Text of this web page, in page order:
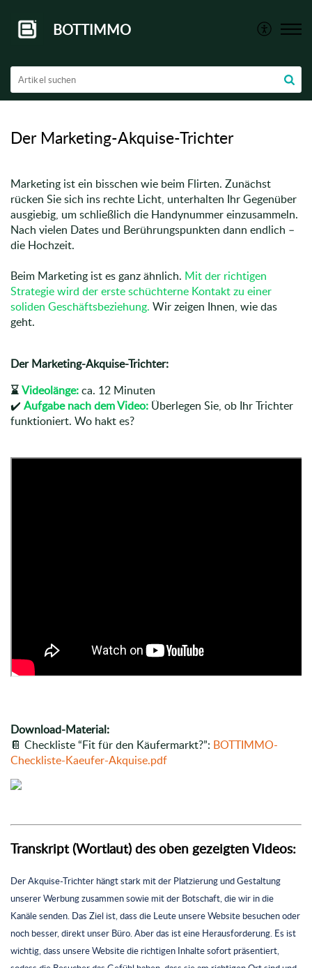
BOTTIMMO
Der Marketing-Akquise-Trichter
Marketing ist ein bisschen wie beim Flirten. Zunächst
rücken Sie sich ins rechte Licht, unterhalten Ihr Gegenüber
ausgiebig, um schließlich die Handynummer einzusammeln.
Nach vielen Dates und Berührungspunkten dann endlich –
die Hochzeit.
Beim Marketing ist es ganz ähnlich. Mit der richtigen
Strategie wird der erste schüchterne Kontakt zu einer
soliden Geschäftsbeziehung. Wir zeigen Ihnen, wie das
geht.
Der Marketing-Akquise-Trichter:
⌛Videolänge:ca. 12 Minuten
✔️ Aufgabe nach dem Video: Überlegen Sie, ob Ihr Trichter
funktioniert. Wo hakt es?
Download-Material:
📔 Checkliste “Fit für den Käufermarkt?”: BOTTIMMO-
Checkliste-Kaeufer-Akquise.pdf
Transkript (Wortlaut) des oben gezeigten Videos:
Der Akquise-Trichter hängt stark mit der Platzierung und Gestaltung
unserer Werbung zusammen sowie mit der Botschaft, die wir in die
Kanäle senden. Das Ziel ist, dass die Leute unsere Website besuchen oder
noch besser, direkt unser Büro. Aber das ist eine Herausforderung. Es ist
wichtig, dass unsere Website die richtigen Inhalte sofort präsentiert,